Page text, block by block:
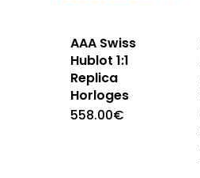
AAA Swiss
Hublot 1:1
Replica
Horloges
558.00€